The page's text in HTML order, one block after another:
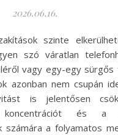
2026.06.16.
szó váratlan
vagy egy-egy sürgős
azonban nem csupán
is jelentősen
és a
számára a folyamatos